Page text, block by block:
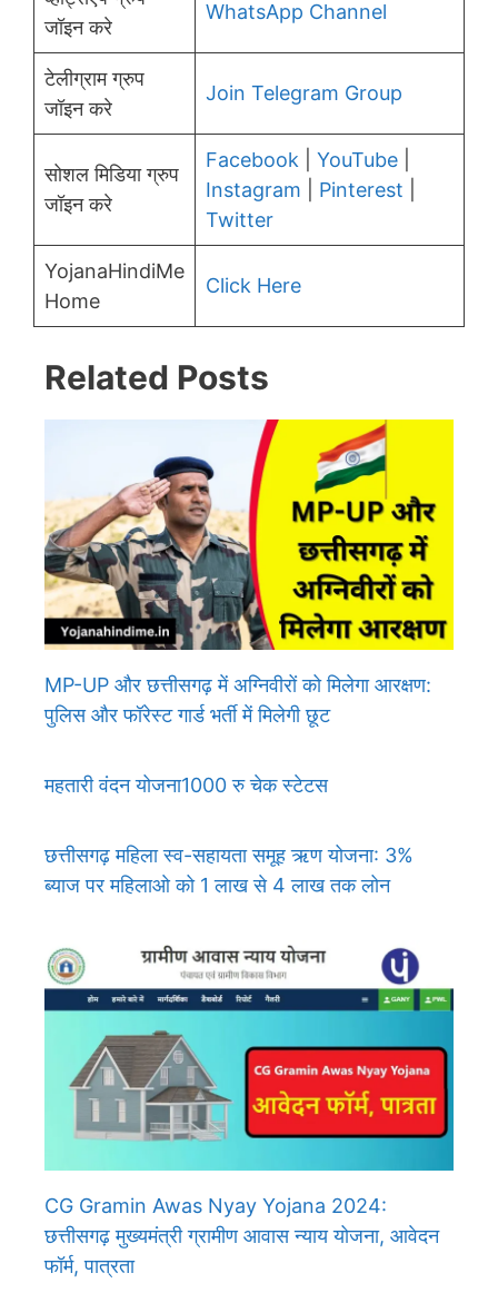
जॉइन करे
WhatsApp Channel
टेलीग्राम ग्रुप
जॉइन करे
Join Telegram Group
सोशल मिडिया ग्रुप
जॉइन करे
Facebook YouTube
Instagram
Pinterest
Twitter
YojanaHindiMe
Home
Click Here
Related Posts
MP-UP और छत्तीसगढ़ में अग्निवीरों को मिलेगा आरक्षण:
पुलिस और फॉरेस्ट गार्ड भर्ती में मिलेगी छूट
महतारी वंदन योजना1000 रु चेक स्टेटस
छत्तीसगढ़ महिला स्व-सहायता समूह ऋण योजना: 3%
ब्याज पर महिलाओ को 1 लाख से 4 लाख तक लोन
CG Gramin Awas Nyay Yojana 2024:
छत्तीसगढ़ मुख्यमंत्री ग्रामीण आवास न्याय योजना, आवेदन
फॉर्म, पात्रता